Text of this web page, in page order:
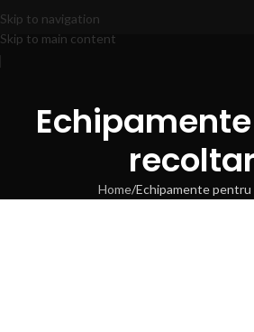
Skip to navigation
Skip to main content
Home Echipamente